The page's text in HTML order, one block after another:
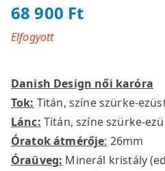
68 900 Ft
Danish Design női karóra
Tok: Titán, színe szürke-
Lánc: Titán, színe szürke-
Óratok átmérője: 26mm
Óraüveg: Minerál kristály
Elfogyott